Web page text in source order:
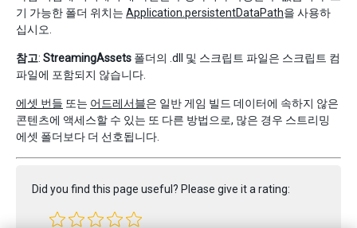
기 가능한 폴더 위치는 Application.persistentDataPath을 사용하
십시오.
참고: StreamingAssets 폴더의 .dll 및 스크립트 파일은 스크립트 컴
파일에 포함되지 않습니다.
에셋 번들 또는 어드레서블은 일반 게임 빌드 데이터에 속하지 않은
콘텐츠에 액세스할 수 있는 또 다른 방법으로, 많은 경우 스트리밍
에셋 폴더보다 더 선호됩니다.
Did you find this page useful? Please give it a rating: